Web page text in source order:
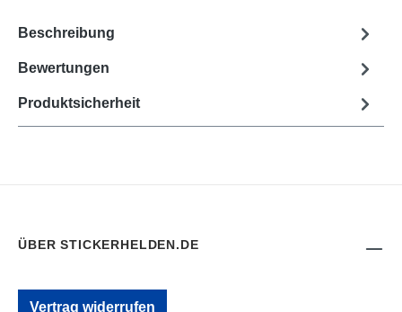
Beschreibung
Bewertungen
Produktsicherheit
ÜBER STICKERHELDEN.DE
Vertrag widerrufen